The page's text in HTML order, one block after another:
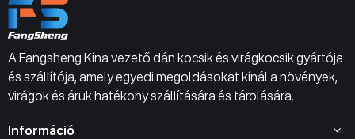
A Fangsheng Kína vezető dán kocsik és virágkocsik gyártója
és szállítója, amely egyedi megoldásokat kínál a növények,
virágok és áruk hatékony szállítására és tárolására.
Információ